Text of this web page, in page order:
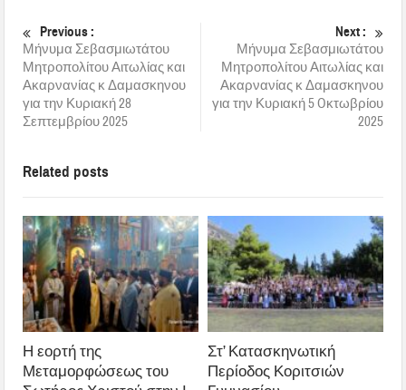
Previous :
Μήνυμα Σεβασμιωτάτου
Μητροπολίτου Αιτωλίας και
Ακαρνανίας κ Δαμασκηνου
για την Κυριακή 28
Σεπτεμβρίου 2025
Next :
Μήνυμα Σεβασμιωτάτου
Μητροπολίτου Αιτωλίας και
Ακαρνανίας κ Δαμασκηνου
για την Κυριακή 5 Oκτωβρίου
2025
Related posts
Η εορτή της
Μεταμορφώσεως του
Στ’ Κατασκηνωτική
Περίοδος Κοριτσιών